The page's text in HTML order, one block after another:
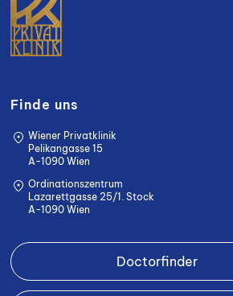
Finde uns
Wiener Privatklinik
Pelikangasse 15
A-1090 Wien
Ordinationszentrum
Lazarettgasse 25/1. Stock
A-1090 Wien
Doctorfinder